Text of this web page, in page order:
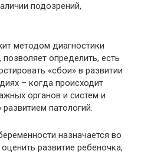
подозрений,
методом диагностики
определить, есть
«сбои» в развитии
– когда происходит
органов и систем и
патологий.
назначается во
развитие ребеночка,